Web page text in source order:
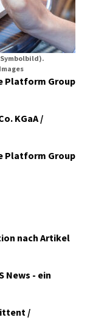
Platform Group
KGaA /
Platform Group
nach Artikel
News - ein
/